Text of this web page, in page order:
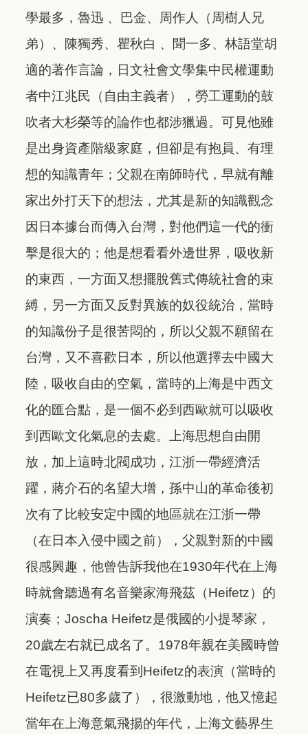
學最多，魯迅 、巴金、周作人（周樹人兄
弟）、陳獨秀、瞿秋白 、聞一多、林語堂胡
適的著作言論，日文社會文學集中民權運動
者中江兆民（自由主義者），勞工運動的鼓
吹者大杉榮等的論作也都涉獵過。可見他雖
是出身資產階級家庭，但卻是有抱員、有理
想的知識青年；父親在南師時代，早就有離
家出外打天下的想法，尤其是新的知識觀念
因日本據台而傳入台灣，對他們這一代的衝
擊是很大的；他是想看看外邊世界，吸收新
的東西，一方面又想擺脫舊式傳統社會的束
縛，另一方面又反對異族的奴役統治，當時
的知識份子是很苦悶的，所以父親不願留在
台灣，又不喜歡日本，所以他選擇去中國大
陸，吸收自由的空氣，當時的上海是中西文
化的匯合點，是一個不必到西歐就可以吸收
到西歐文化氣息的去處。上海思想自由開
放，加上這時北閥成功，江浙一帶經濟活
躍，蔣介石的名望大增，孫中山的革命後初
次有了比較安定中國的地區就在江浙一帶
（在日本入侵中國之前），父親對新的中國
很感興趣，他曾告訴我他在1930年代在上海
時就會聽過有名音樂家海飛茲（Heifetz）的
演奏；Joscha Heifetz是俄國的小提琴家，
20歲左右就已成名了。1978年親在美國時曾
在電視上又再度看到Heifetz的表演（當時的
Heifetz已80多歲了），很激動地，他又憶起
當年在上海意氣飛揚的年代，上海文藝界生